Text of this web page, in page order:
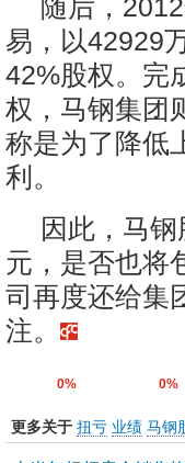
随后，
易，以42929
42%股权。完
权，马钢集团
称是为了降低
利。
因此，马
元，是否也将
司再度还给集
注。
0% 0%
更多关于 扭亏 业绩 马钢